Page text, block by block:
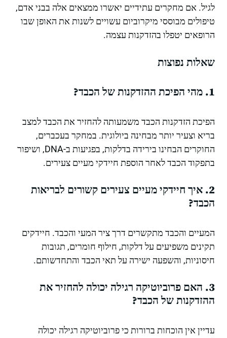
לגיל. אם מחקרים עתידיים יאשרו ממצאים אלה בבני אדם,
טיפולים מבוססי מיקרוביום עשויים לשנות את האופן שבו
הרופאים יטפלו בהזדקנות עצמה.
שאלות נפוצות
1. מהי הפיכת ההזדקנות של הכבד?
הפיכת הזדקנות הכבד משמעותה להחזיר את הכבד למצב
בריא וצעיר יותר מבחינה ביולוגית. במחקר בעכברים,
החוקרים הבחינו בירידה בדלקות, בפגיעות ב-DNA, ושיפור
בתפקוד הכבד לאחר הוספת חיידקי מעיים צעירים.
2. איך חיידקי מעיים צעירים קשורים לבריאות
הכבד?
המעיים והכבד מתקשרים דרך ציר המעי והכבד. חיידקים
תקינים משפיעים על דלקות, חילוף חומרים, תגובות
חיסוניות, והשפעה ישירה על תאי הכבד והתחדשותם.
3. האם פרוביוטיקה רגילה יכולה להחזיר את
ההזדקנות של הכבד?
עדיין אין הוכחות ברורות כי פרוביוטיקה רגילה יכולה